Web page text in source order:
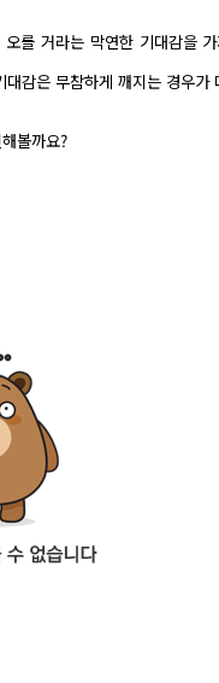
를 거라는 막연한 기대감을
감은 무참하게 깨지는 경우가
볼까요?